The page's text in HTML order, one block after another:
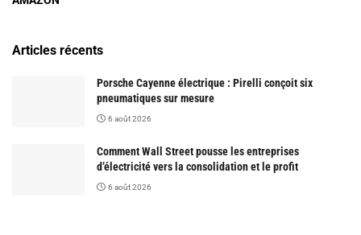
Articles récents
Porsche Cayenne électrique : Pirelli conçoit six
pneumatiques sur mesure
6 août 2026
Comment Wall Street pousse les entreprises
d’électricité vers la consolidation et le profit
6 août 2026